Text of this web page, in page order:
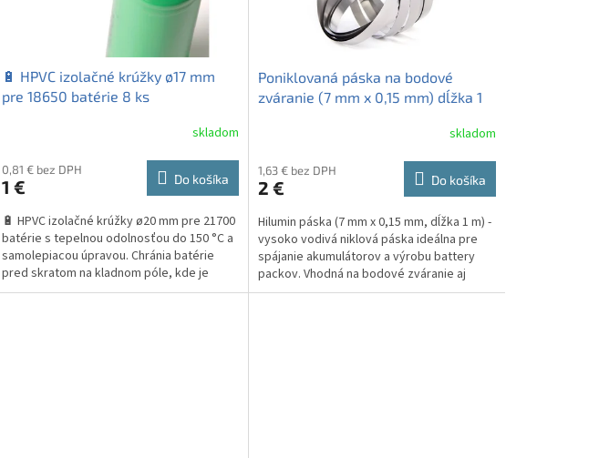
🔋 HPVC izolačné krúžky ø17 mm
pre 18650 batérie 8 ks
skladom
0,81 € bez DPH
1 € Do košíka
🔋 HPVC izolačné krúžky ø20 mm pre 21700
batérie s tepelnou odolnosťou do 150 °C a
samolepiacou úpravou. Chránia batérie
pred skratom na kladnom póle, kde je
riziko najvyššie...
Poniklovaná páska na bodové
zváranie (7 mm x 0,15 mm) dĺžka 1
skladom
1,63 € bez DPH
2 € Do košíka
Hilumin páska (7 mm x 0,15 mm, dĺžka 1 m) -
vysoko vodivá niklová páska ideálna pre
spájanie akumulátorov a výrobu battery
packov. Vhodná na bodové zváranie aj
spájkovanie....